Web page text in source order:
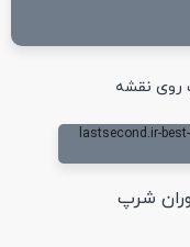
روی نقشه
شرپ